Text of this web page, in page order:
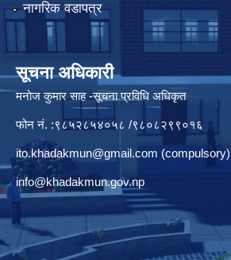
नागरिक वडापत्र
सूचना अधिकारी
मनाेज कुमार साह -सूचना प्रविधि अधिकृत
फोन नं. :९८५२८५४०५८ /९८०८२९९०१६
ito.khadakmun@gmail.com (compulsory)
info@khadakmun.gov.np